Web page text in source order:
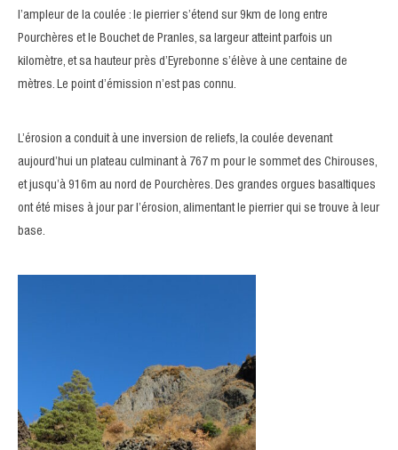
l’ampleur de la coulée : le pierrier s’étend sur 9km de long entre
Pourchères et le Bouchet de Pranles, sa largeur atteint parfois un
kilomètre, et sa hauteur près d’Eyrebonne s’élève à une centaine de
mètres. Le point d’émission n’est pas connu.
L’érosion a conduit à une inversion de reliefs, la coulée devenant
aujourd’hui un plateau culminant à 767 m pour le sommet des Chirouses,
et jusqu’à 916m au nord de Pourchères. Des grandes orgues basaltiques
ont été mises à jour par l’érosion, alimentant le pierrier qui se trouve à leur
base.